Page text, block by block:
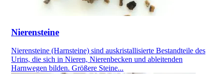
Nierensteine
Nierensteine (Harnsteine) sind auskristallisierte Bestandteile des
Urins, die sich in Nieren, Nierenbecken und ableitenden
Harnwegen bilden. Größere Steine...